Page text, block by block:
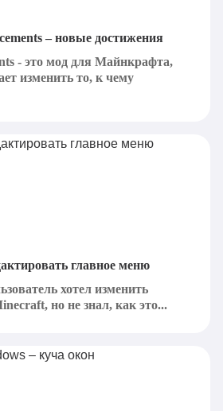
– новые достижения
- это мод для Майнкрафта,
изменить то, к чему
главное меню
хотел изменить
но не знал, как это...